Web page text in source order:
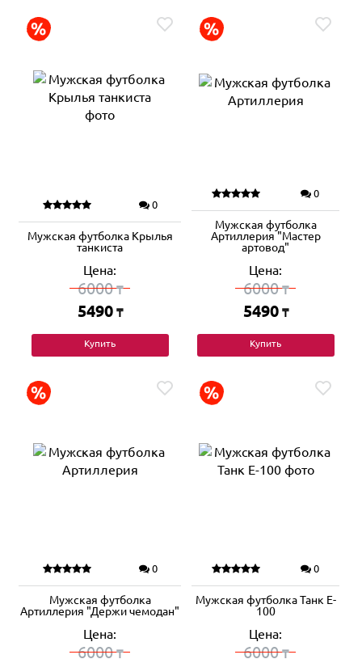
0
Мужская футболка Крылья
танкиста
Цена:
6000₸
5490 ₸
Купить
0
Мужская футболка
Артиллерия "Мастер
артовод"
Цена:
6000₸
5490 ₸
Купить
0
Мужская футболка
Артиллерия "Держи чемодан"
Цена:
6000₸
0
Мужская футболка Танк E-
100
Цена:
6000₸